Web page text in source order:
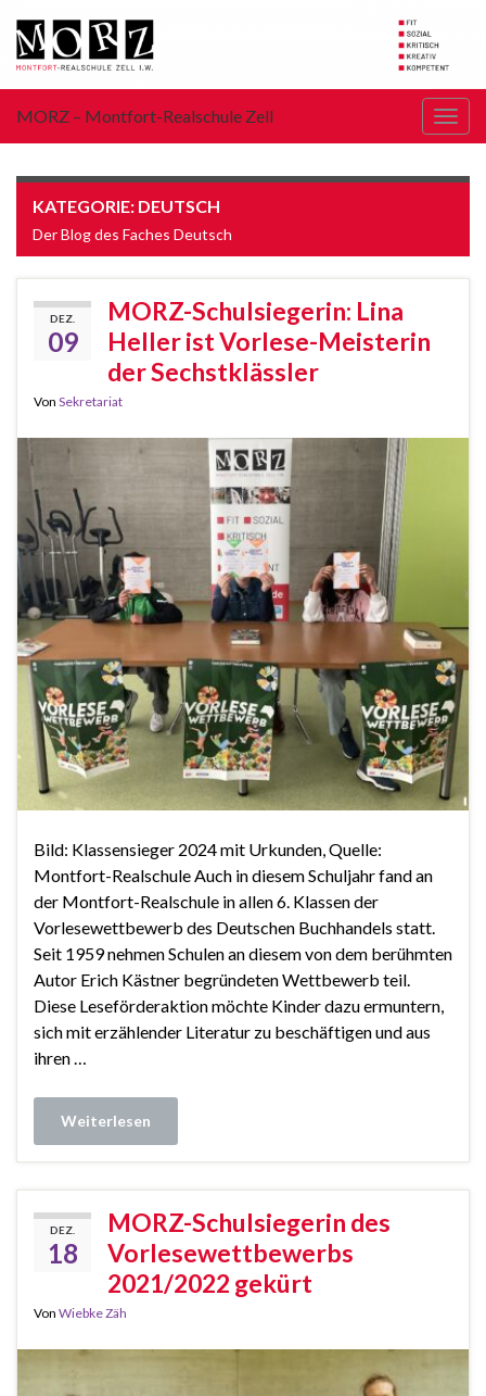
MORZ – Montfort-Realschule Zell
KATEGORIE: DEUTSCH
Der Blog des Faches Deutsch
DEZ.
09
MORZ-Schulsiegerin: Lina
Heller ist Vorlese-Meisterin
der Sechstklässler
Von Sekretariat
Bild: Klassensieger 2024 mit Urkunden, Quelle:
Montfort-Realschule Auch in diesem Schuljahr fand an
der Montfort-Realschule in allen 6. Klassen der
Vorlesewettbewerb des Deutschen Buchhandels statt.
Seit 1959 nehmen Schulen an diesem von dem berühmten
Autor Erich Kästner begründeten Wettbewerb teil.
Diese Leseförderaktion möchte Kinder dazu ermuntern,
sich mit erzählender Literatur zu beschäftigen und aus
ihren …
Weiterlesen
DEZ.
18
MORZ-Schulsiegerin des
Vorlesewettbewerbs
2021/2022 gekürt
Von Wiebke Zäh